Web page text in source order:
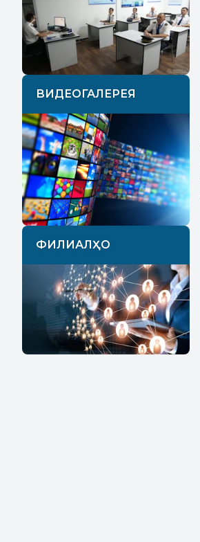
Previous Next
ВИДЕОГАЛЕРЕЯ
ФИЛИАЛҲО